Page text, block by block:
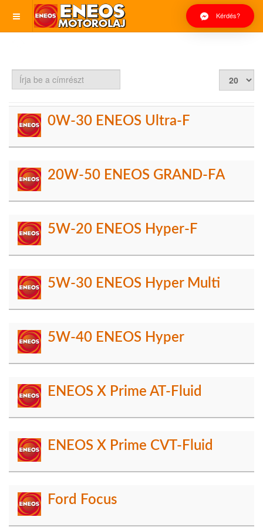
Kérdés?
Írja
a
0W-30 ENEOS Ultra-F
20W-50 ENEOS GRAND-FA
5W-20 ENEOS Hyper-F
5W-30 ENEOS Hyper Multi
5W-40 ENEOS Hyper
ENEOS X Prime AT-Fluid
ENEOS X Prime CVT-Fluid
Ford Focus